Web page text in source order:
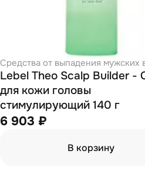
Средства от выпадения мужских
Lebel Theo Scalp Builder -
для кожи головы
стимулирующий 140 г
6 903 ₽
В корзину